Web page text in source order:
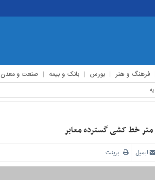
فرهنگ و هنر بورس بانک و بیمه صنعت و معدن
ایمیل پرینت